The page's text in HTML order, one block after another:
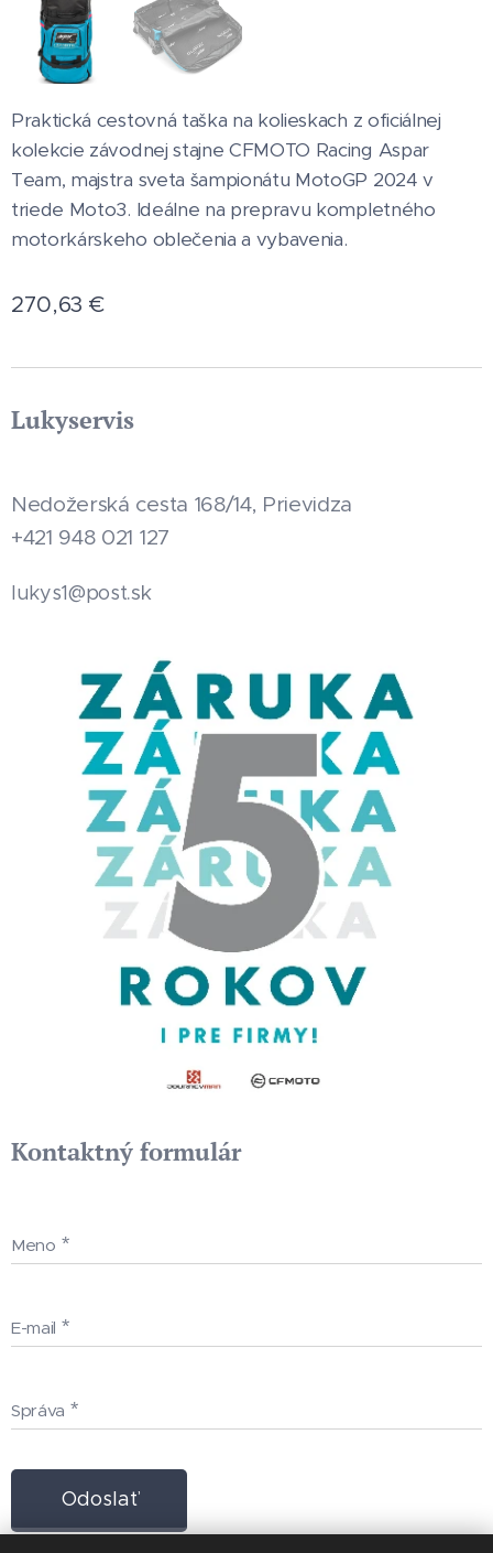
Praktická cestovná taška na kolieskach z oficiálnej
kolekcie závodnej stajne CFMOTO Racing Aspar
Team, majstra sveta šampionátu MotoGP 2024 v
triede Moto3. Ideálne na prepravu kompletného
motorkárskeho oblečenia a vybavenia.
270,63 €
Lukyservis
Nedožerská cesta 168/14, Prievidza
+421 948 021 127
lukys1@post.sk
Kontaktný formulár
Meno
E-mail
Správa
Odoslať